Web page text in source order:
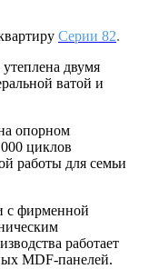
Серии 82.
двумя
ватой и
опорном
циклов
работы для семьи
с фирменной
работает
MDF-панелей.